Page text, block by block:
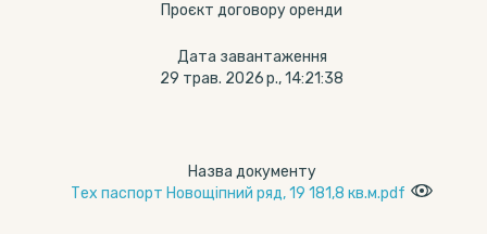
Проєкт договору оренди
Дата завантаження
29 трав. 2026 р., 14:21:38
Назва документу
Тех паспорт Новощіпний ряд, 19 181,8 кв.м.pdf